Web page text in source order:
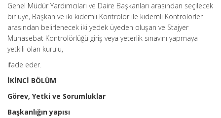
Genel Müdür Yardımcıları ve Daire Başkanları arasından seçilecek
bir üye, Başkan ve iki kıdemli Kontrolör ile kıdemli Kontrolörler
arasından belirlenecek iki yedek üyeden oluşan ve Stajyer
Muhasebat Kontrolörlüğü giriş veya yeterlik sınavını yapmaya
yetkili olan kurulu,
ifade eder.
İKİNCİ BÖLÜM
Görev, Yetki ve Sorumluklar
Başkanlığın yapısı